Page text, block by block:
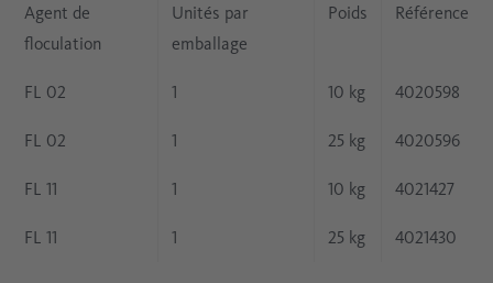
Agent de
floculation
Unités par
emballage
Poids Référence
FL 02 1 10 kg 4020598
FL 02 1 25 kg 4020596
FL 11 1 10 kg 4021427
FL 11 1 25 kg 4021430